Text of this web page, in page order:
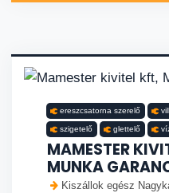
ereszcsatorna szerelő
szigetelő glettelő
MAMESTER
MUNKA
Kiszállok egész